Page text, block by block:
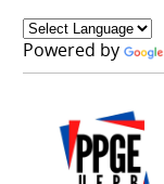
Powered by